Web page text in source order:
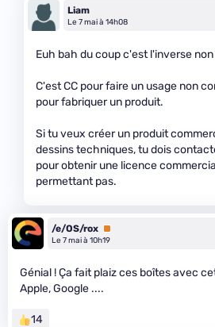
Liam
Le 7 mai à 14h08
Euh bah du coup c'est l'inverse non
C'est CC pour faire un usage non
pour fabriquer un produit.
Si tu veux créer un produit
dessins techniques, tu dois
pour obtenir une licence
permettant pas.
/e/OS/rox Premium
Le 7 mai à 10h19
Génial ! Ça fait plaiz ces boîtes avec
Apple, Google ....
14